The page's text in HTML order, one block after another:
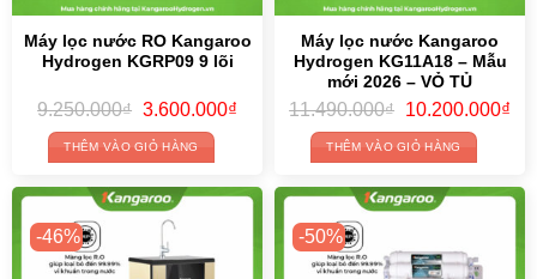
Máy lọc nước RO Kangaroo
Hydrogen KGRP09 9 lõi
9.250.000₫ Original
was:
9.250.000₫.
3.600.000₫Current
3.600.000₫.
THÊM VÀO GIỎ HÀNG
Máy lọc nước Kangaroo
Hydrogen KG11A18 – Mẫu
mới 2026 – VỎ TỦ
ALUMINUM SIÊU BỀN ĐẸP
11.490.000₫ Original
was:
11.490.000₫.
10.200.000₫
THÊM VÀO GIỎ HÀNG
-46% -50%